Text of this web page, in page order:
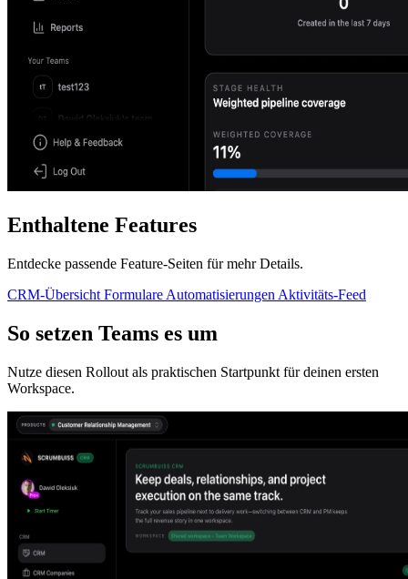
Enthaltene Features
Entdecke passende Feature-Seiten für mehr Details.
CRM-Übersicht Formulare Automatisierungen Aktivitäts-Feed
So setzen Teams es um
Nutze diesen Rollout als praktischen Startpunkt für deinen ersten
Workspace.